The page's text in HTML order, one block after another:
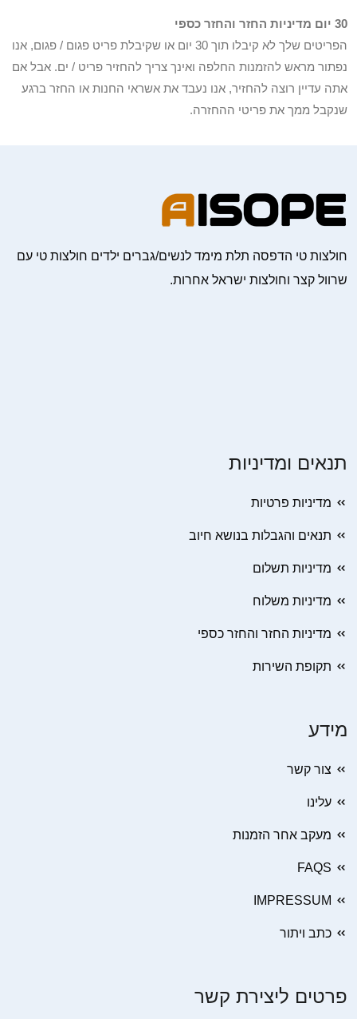
30 יום מדיניות החזר והחזר כספי
הפריטים שלך לא קיבלו תוך 30 יום או שקיבלת פריט פגום / פגום, אנו
נפתור מראש להזמנות החלפה ואינך צריך להחזיר פריט / ים. אבל אם
אתה עדיין רוצה להחזיר, אנו נעבד את אשראי החנות או החזר ברגע
שנקבל ממך את פריטי ההחזרה.
חולצות טי הדפסה תלת מימד לנשים/גברים ילדים חולצות טי עם
שרוול קצר וחולצות ישראל אחרות.
תנאים ומדיניות
מדיניות פרטיות
תנאים והגבלות בנושא חיוב
מדיניות תשלום
מדיניות משלוח
מדיניות החזר והחזר כספי
תקופת השירות
מידע
צור קשר
עלינו
מעקב אחר הזמנות
FAQS
IMPRESSUM
כתב ויתור
פרטים ליצירת קשר